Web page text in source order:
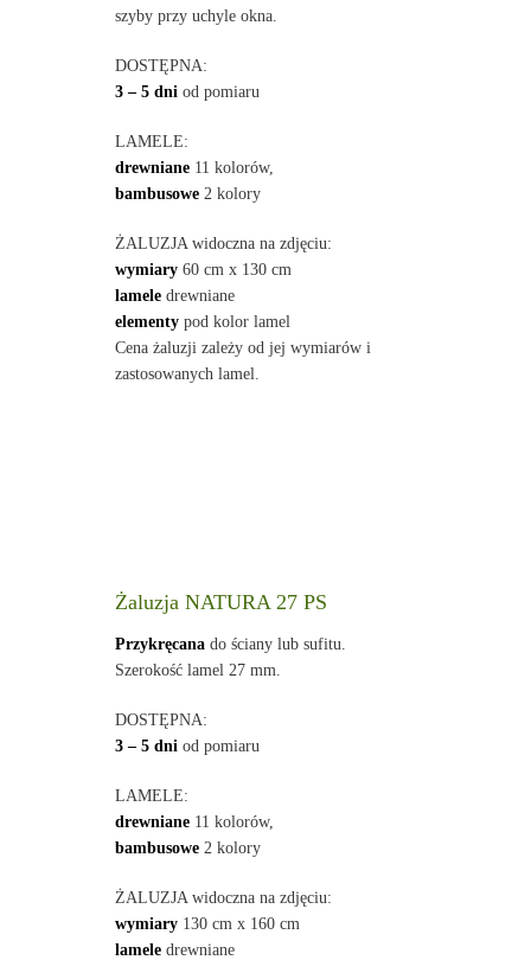
szyby przy uchyle okna.
DOSTĘPNA:
3 – 5 dni od pomiaru
LAMELE:
drewniane11 kolorów,
bambusowe2 kolory
ŻALUZJA widoczna na zdjęciu:
wymiary60 cm x 130 cm
lameledrewniane
elementypod kolor lamel
Cena żaluzji zależy od jej wymiarów i
zastosowanych lamel.
Żaluzja NATURA 27 PS
Przykręcanado ściany lub sufitu.
Szerokość lamel 27 mm.
DOSTĘPNA:
3 – 5 dni od pomiaru
LAMELE:
drewniane11 kolorów,
bambusowe2 kolory
ŻALUZJA widoczna na zdjęciu:
wymiary130 cm x 160 cm
lameledrewniane